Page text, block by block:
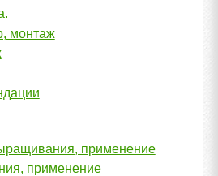
монтаж
применение
применение